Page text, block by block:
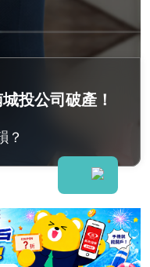
投公司破產！
？